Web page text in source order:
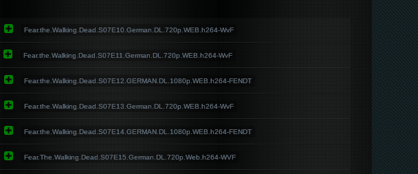
Fear.the.Walking.Dead.S07E10.German.DL.720p.WEB.h264-WvF
Fear.the.Walking.Dead.S07E11.German.DL.720p.WEB.h264-WvF
Fear.the.Walking.Dead.S07E12.GERMAN.DL.1080p.WEB.h264-FENDT
Fear.the.Walking.Dead.S07E13.German.DL.720p.WEB.h264-WvF
Fear.the.Walking.Dead.S07E14.GERMAN.DL.1080p.WEB.h264-FENDT
Fear.The.Walking.Dead.S07E15.German.DL.720p.Web.h264-WVF